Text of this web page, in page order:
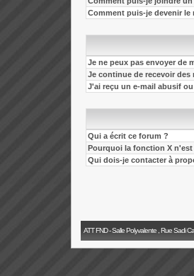
Comment puis-je devenir
Je ne peux pas envoyer de
Je continue de recevoir des
J'ai reçu un e-mail abusif
Qui a écrit ce forum ?
Pourquoi la fonction X
Qui dois-je contacter à
ATT FND - Salle Polyvalente , Rue Sadi